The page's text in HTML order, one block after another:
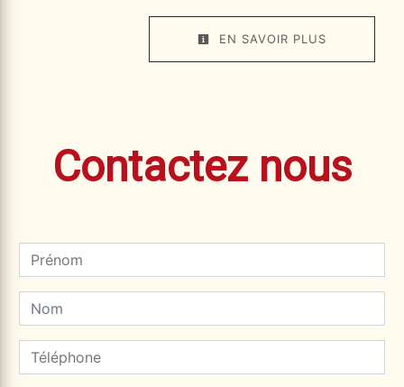
EN SAVOIR PLUS
Contactez nous